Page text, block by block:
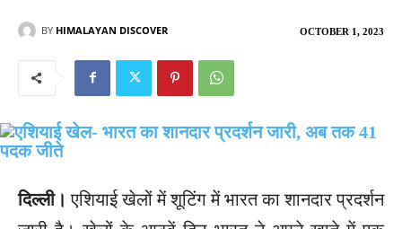
OCTOBER 1, 2023
BY HIMALAYAN DISCOVER
दिल्ली। एशियाई खेलों में शूटिंग में भारत का शानदार प्रदर्शन